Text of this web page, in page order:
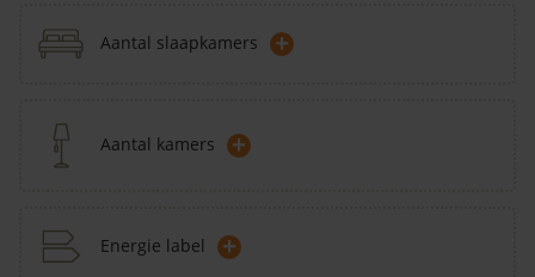
Aantal slaapkamers +
Aantal kamers +
Energie label +